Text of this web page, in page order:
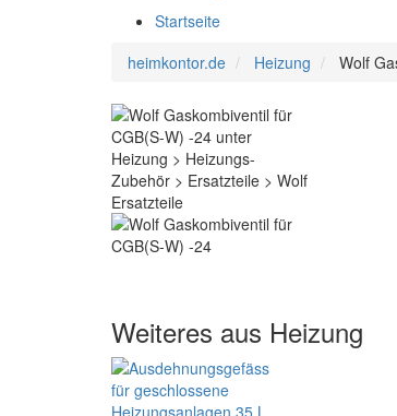
Startseite
heimkontor.de
Heizung Wolf
Weiteres aus Heizung